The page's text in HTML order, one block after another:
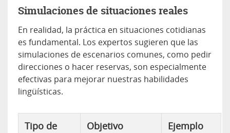
Simulaciones de situaciones reales
En realidad, la práctica en situaciones cotidianas
es fundamental. Los expertos sugieren que las
simulaciones de escenarios comunes, como pedir
direcciones o hacer reservas, son especialmente
efectivas para mejorar nuestras habilidades
lingüísticas.
Tipo de
Objetivo Ejemplo